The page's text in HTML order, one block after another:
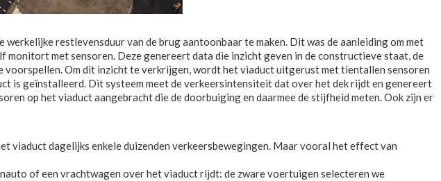
restlevensduur van de brug aantoonbaar te maken. Dit was de aanleiding om met
monitort met sensoren. Deze genereert data die inzicht geven in de constructieve staat, de
Om dit inzicht te verkrijgen, wordt het viaduct uitgerust met tientallen sensoren
is geïnstalleerd. Dit systeem meet de verkeersintensiteit dat over het dek rijdt en genereert
op het viaduct aangebracht die de doorbuiging en daarmee de stijfheid meten. Ook zijn er
viaduct dagelijks enkele duizenden verkeersbewegingen. Maar vooral het effect van
of een vrachtwagen over het viaduct rijdt: de zware voertuigen selecteren we